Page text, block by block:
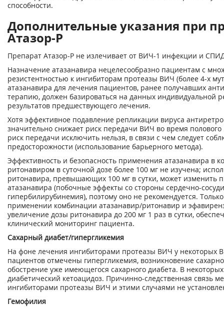
способности.
Дополнительные указания при
Атазор-Р
Препарат Атазор-Р не излечивает от ВИЧ-1 инфекции и
Назначение атазанавира нецелесообразно пациентам с
резистентностью к ингибиторам протеазы ВИЧ (более 4-х
атазанавира для лечения пациентов, ранее получавших
терапию, должен базироваться на данных индивидуальной
результатов предшествующего лечения.
Хотя эффективное подавление репликации вируса
значительно снижает риск передачи ВИЧ во время полового
риск передачи исключить нельзя, в связи с чем следует
предосторожности (использование барьерного метода).
Эффективность и безопасность применения атазанавира в
ритонавиром в суточной дозе более 100 мг не изучена;
ритонавира, превышающих 100 мг в сутки, может изменить
атазанавира (побочные эффекты со стороны сердечно-
гипербилирубинемия), поэтому оно не рекомендуется.
применении комбинации атазанавир/ритонавир и
увеличение дозы ритонавира до 200 мг 1 раз в сутки,
клинический мониторинг пациента.
Сахарный диабет/гипергликемия
На фоне лечения ингибиторами протеазы ВИЧ у
пациентов отмечены гипергликемия, возникновение
обострение уже имеющегося сахарного диабета. В
диабетический кетоацидоз. Причинно-следственная связь
ингибиторами протеазы ВИЧ и этими случаями не
Гемофилия